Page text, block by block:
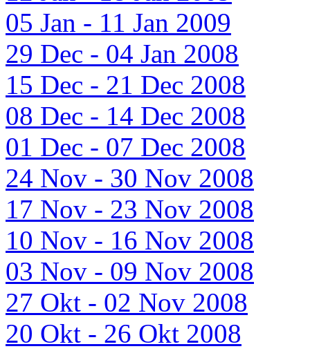
05 Jan - 11 Jan 2009
29 Dec - 04 Jan 2008
15 Dec - 21 Dec 2008
08 Dec - 14 Dec 2008
01 Dec - 07 Dec 2008
24 Nov - 30 Nov 2008
17 Nov - 23 Nov 2008
10 Nov - 16 Nov 2008
03 Nov - 09 Nov 2008
27 Okt - 02 Nov 2008
20 Okt - 26 Okt 2008